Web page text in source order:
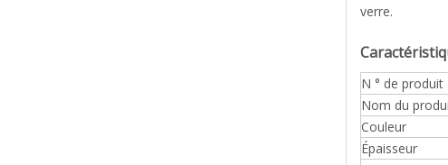
verre.
N ° de produit
Nom du
Couleur
Épaisseur